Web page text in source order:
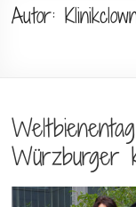
Autor:
Würzburger